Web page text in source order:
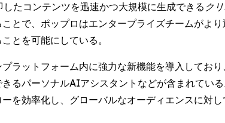
たコンテンツを迅速かつ大規模に生成できる ク
とで、ポップロはエンタープライズチームがよ
とを可能にしている。
ラットフォーム内に強力な新機能を導入してお
るパーソナルAIアシスタントなどが含まれてい
を効率化し、グローバルなオーディエンスに対